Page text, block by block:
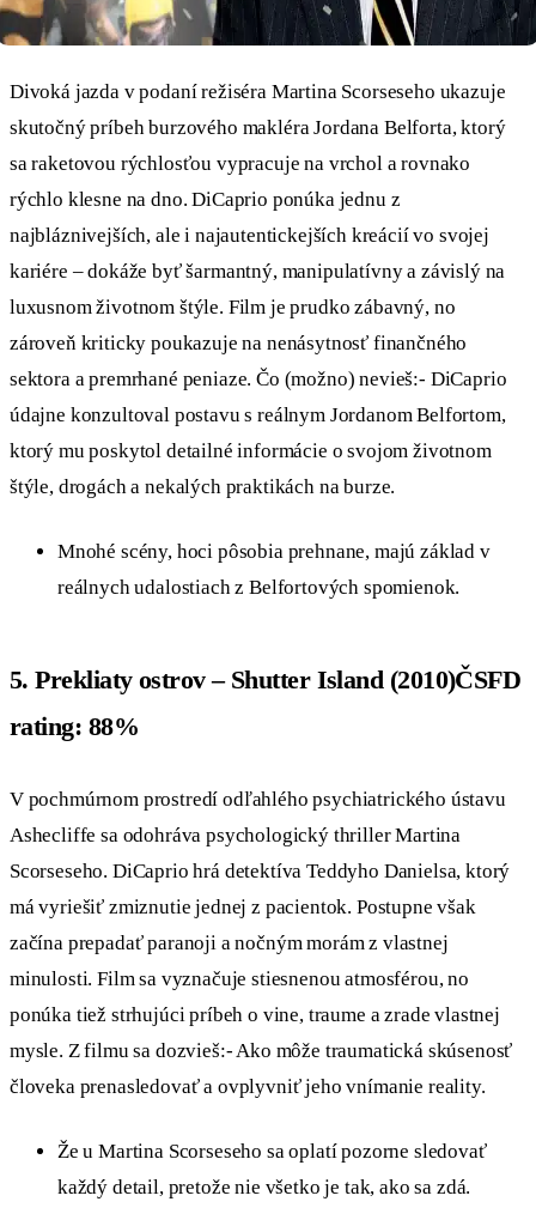
Divoká jazda v podaní režiséra Martina Scorseseho ukazuje
skutočný príbeh burzového makléra Jordana Belforta, ktorý
sa raketovou rýchlosťou vypracuje na vrchol a rovnako
rýchlo klesne na dno. DiCaprio ponúka jednu z
najbláznivejších, ale i najautentickejších kreácií vo svojej
kariére – dokáže byť šarmantný, manipulatívny a závislý na
luxusnom životnom štýle. Film je prudko zábavný, no
zároveň kriticky poukazuje na nenásytnosť finančného
sektora a premrhané peniaze. Čo (možno) nevieš:- DiCaprio
údajne konzultoval postavu s reálnym Jordanom Belfortom,
ktorý mu poskytol detailné informácie o svojom životnom
štýle, drogách a nekalých praktikách na burze.
Mnohé scény, hoci pôsobia prehnane, majú základ v
reálnych udalostiach z Belfortových spomienok.
5. Prekliaty ostrov – Shutter Island (2010)ČSFD
rating: 88%
V pochmúrnom prostredí odľahlého psychiatrického ústavu
Ashecliffe sa odohráva psychologický thriller Martina
Scorseseho. DiCaprio hrá detektíva Teddyho Danielsa, ktorý
má vyriešiť zmiznutie jednej z pacientok. Postupne však
začína prepadať paranoji a nočným morám z vlastnej
minulosti. Film sa vyznačuje stiesnenou atmosférou, no
ponúka tiež strhujúci príbeh o vine, traume a zrade vlastnej
mysle. Z filmu sa dozvieš:- Ako môže traumatická skúsenosť
človeka prenasledovať a ovplyvniť jeho vnímanie reality.
Že u Martina Scorseseho sa oplatí pozorne sledovať
každý detail, pretože nie všetko je tak, ako sa zdá.